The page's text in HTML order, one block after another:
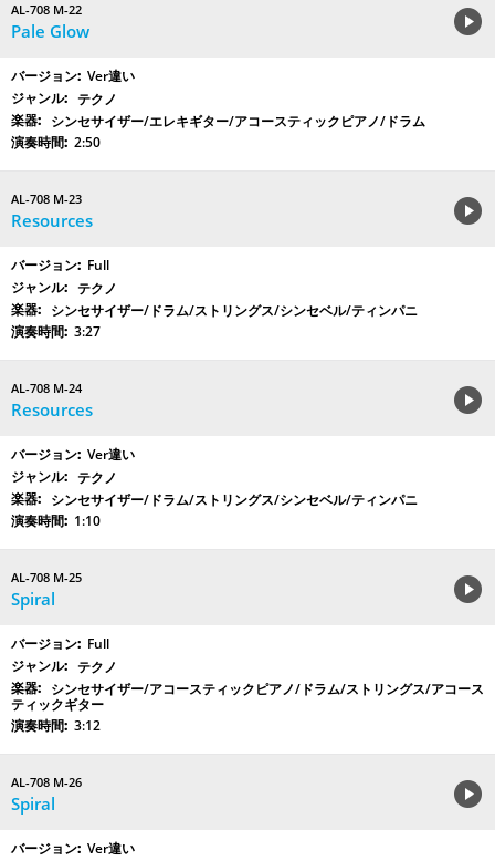
AL-708 M-22
Pale Glow
Ver違い
テクノ
シンセサイザー/エレキギター/アコースティックピアノ/ドラム
2:50
AL-708 M-23
Resources
Full
テクノ
シンセサイザー/ドラム/ストリングス/シンセベル/ティンパニ
3:27
AL-708 M-24
Resources
Ver違い
テクノ
シンセサイザー/ドラム/ストリングス/シンセベル/ティンパニ
1:10
AL-708 M-25
Spiral
Full
テクノ
シンセサイザー/アコースティックピアノ/ドラム/ストリングス/アコース
ティックギター
3:12
AL-708 M-26
Spiral
Ver違い